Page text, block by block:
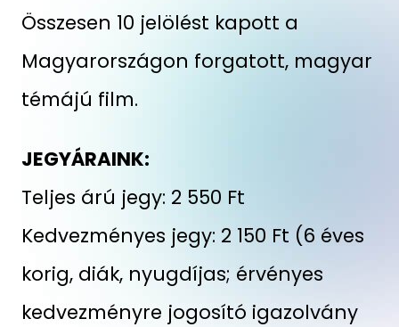
Összesen 10 jelölést kapott a
Magyarországon forgatott, magyar
témájú film.
JEGYÁRAINK:
Teljes árú jegy: 2 550 Ft
Kedvezményes jegy: 2 150 Ft (6 éves
korig, diák, nyugdíjas; érvényes
kedvezményre jogosító igazolvány